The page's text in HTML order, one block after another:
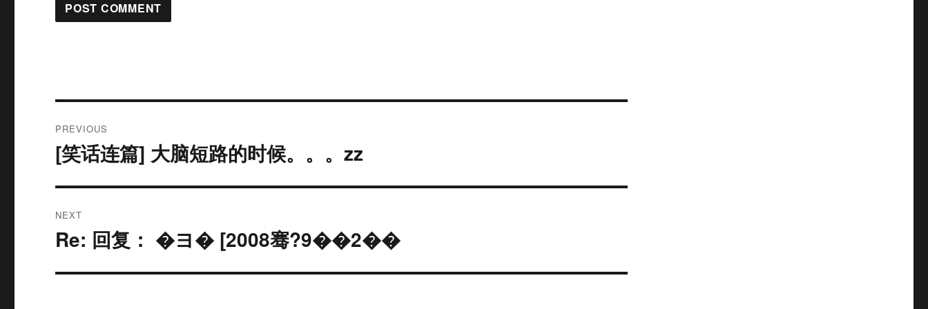
navigation
PREVIOUS
Previous
post:
[笑话连篇] 大脑短路的时候。。。zz
NEXT
Next
Re: 回复： �ヨ� [2008骞?9��2��